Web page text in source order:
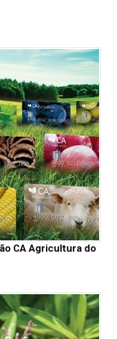
CA Agricultura do